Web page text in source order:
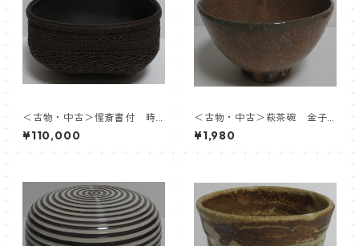
＜古物・中古＞惺斎書付 時
代 竹組炭斗 内張応需：飛
来一閑
¥110,000
＜古物・中古＞萩茶碗 金子
松延
¥1,980